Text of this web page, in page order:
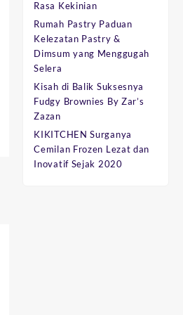
Rasa Kekinian
Rumah Pastry Paduan
Kelezatan Pastry &
Dimsum yang Menggugah
Selera
Kisah di Balik Suksesnya
Fudgy Brownies By Zar’s
Zazan
KIKITCHEN Surganya
Cemilan Frozen Lezat dan
Inovatif Sejak 2020